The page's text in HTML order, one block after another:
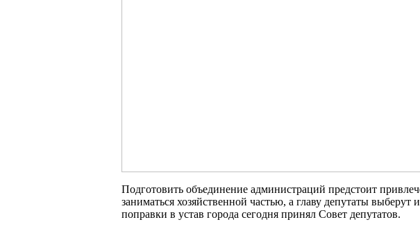
Подготовить объединение администраций предстоит
заниматься хозяйственной частью, а главу депутаты выберут
поправки в устав города сегодня принял Совет депутатов.